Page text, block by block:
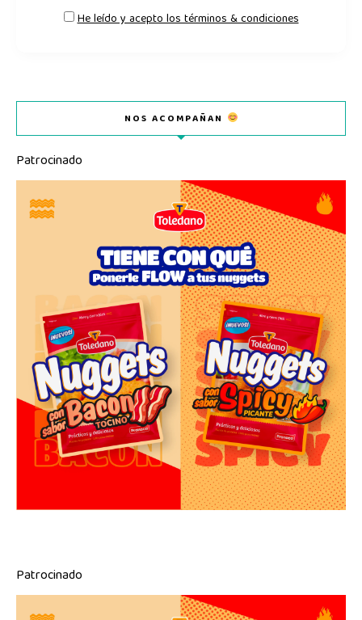
He leído y acepto los términos & condiciones
NOS ACOMPAÑAN
Patrocinado
Patrocinado